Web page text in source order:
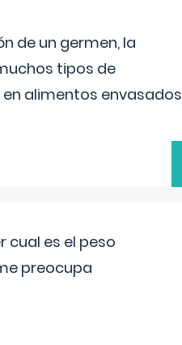
de un germen, la
tipos de
alimentos envasados
cual es el peso
preocupa